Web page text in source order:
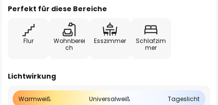
Perfekt für diese Bereiche
Flur
Wohnberei
ch
Esszimmer
Schlafzim
mer
Lichtwirkung
Warmweiß Universalweiß Tageslicht